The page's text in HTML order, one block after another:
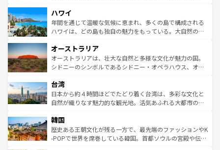
ば市内交通費無料で観光を楽しむこともできる。 なお、新
着のスイス情報はコンテンツ一覧 を参照してほしい。
のような巨大都市は、観光、ショッピング、エンターテイ
ンメントが詰まった刺激的なスポットだ。一方、アメリカ
西部には大自然が広がり、グランドキャニオンやイエロー
部のニューオーリンズでは、音楽と美食が融合した独特の
文化が魅力。旅行者はアメリカの各地域で異なる魅力を楽
しみながら、その多様性と豊かな歴史を感じることができ
ならではの贅沢な旅のスタイルだ。 なお、新着のアメリカ
情報はコンテンツ一覧を参照してほしい。
ハワイ
年間を通じて温暖な気候に恵まれ、多くの島で構成される
ハワイは、どの島も独自の魅力をもっている。大自然の神
ワイ島は見逃せない。また、定番の観光地といえばオアフ
島だが、静かな自然を求めるならマウイ島やカウアイ島が
おすすめ。エメラルドグリーンに輝く海をはじめ、豊かな
れるおもてなしの心で訪れる人々を迎えてくれるハワイの
人々、おいしいローカルフードやハワイアンミュージッ
ク、伝統的なフラダンスなど、すべてがハワイの魅力を彩
ワイを、存分に味わってほしい。 なお、新着のハワイ情報
はコンテンツ一覧を参照してほしい。
オーストラリア
オーストラリアは、壮大な自然と多様な文化が魅力の国。
シドニーのシンボルであるシドニー・オペラハウス、オー
リアリーフや大陸中央部にそびえるウルル（エアーズロッ
ク）、タスマニアの美しい原生林やケアンズの熱帯雨林な
ど、見どころがたくさん。また、カフェやワイン、オージ
いる。アクティビティも充実しており、サーフィンやダイ
ビング、ハイキングなど、アウトドア好きにはたまらな
い。オーストラリアの多彩な魅力を存分に味わいつくそ
台湾
日本から約４時間ほどでたどり着く台湾は、多彩な文化と
自然が織りなす魅力的な観光地。活気あふれる大都市の台
ン）、静ひつな山岳地帯である台湾東部など、都市の喧騒
と山間の静けさが共存しており、訪れる人に新しい発見と
驚きをもたらしてくれる。また、奥深い台湾の食文化も魅
韓国
歴史ある王朝文化が残る一方で、最先端のファッションやK
-POPで世界を席巻している韓国。首都ソウルの宮殿や伝統